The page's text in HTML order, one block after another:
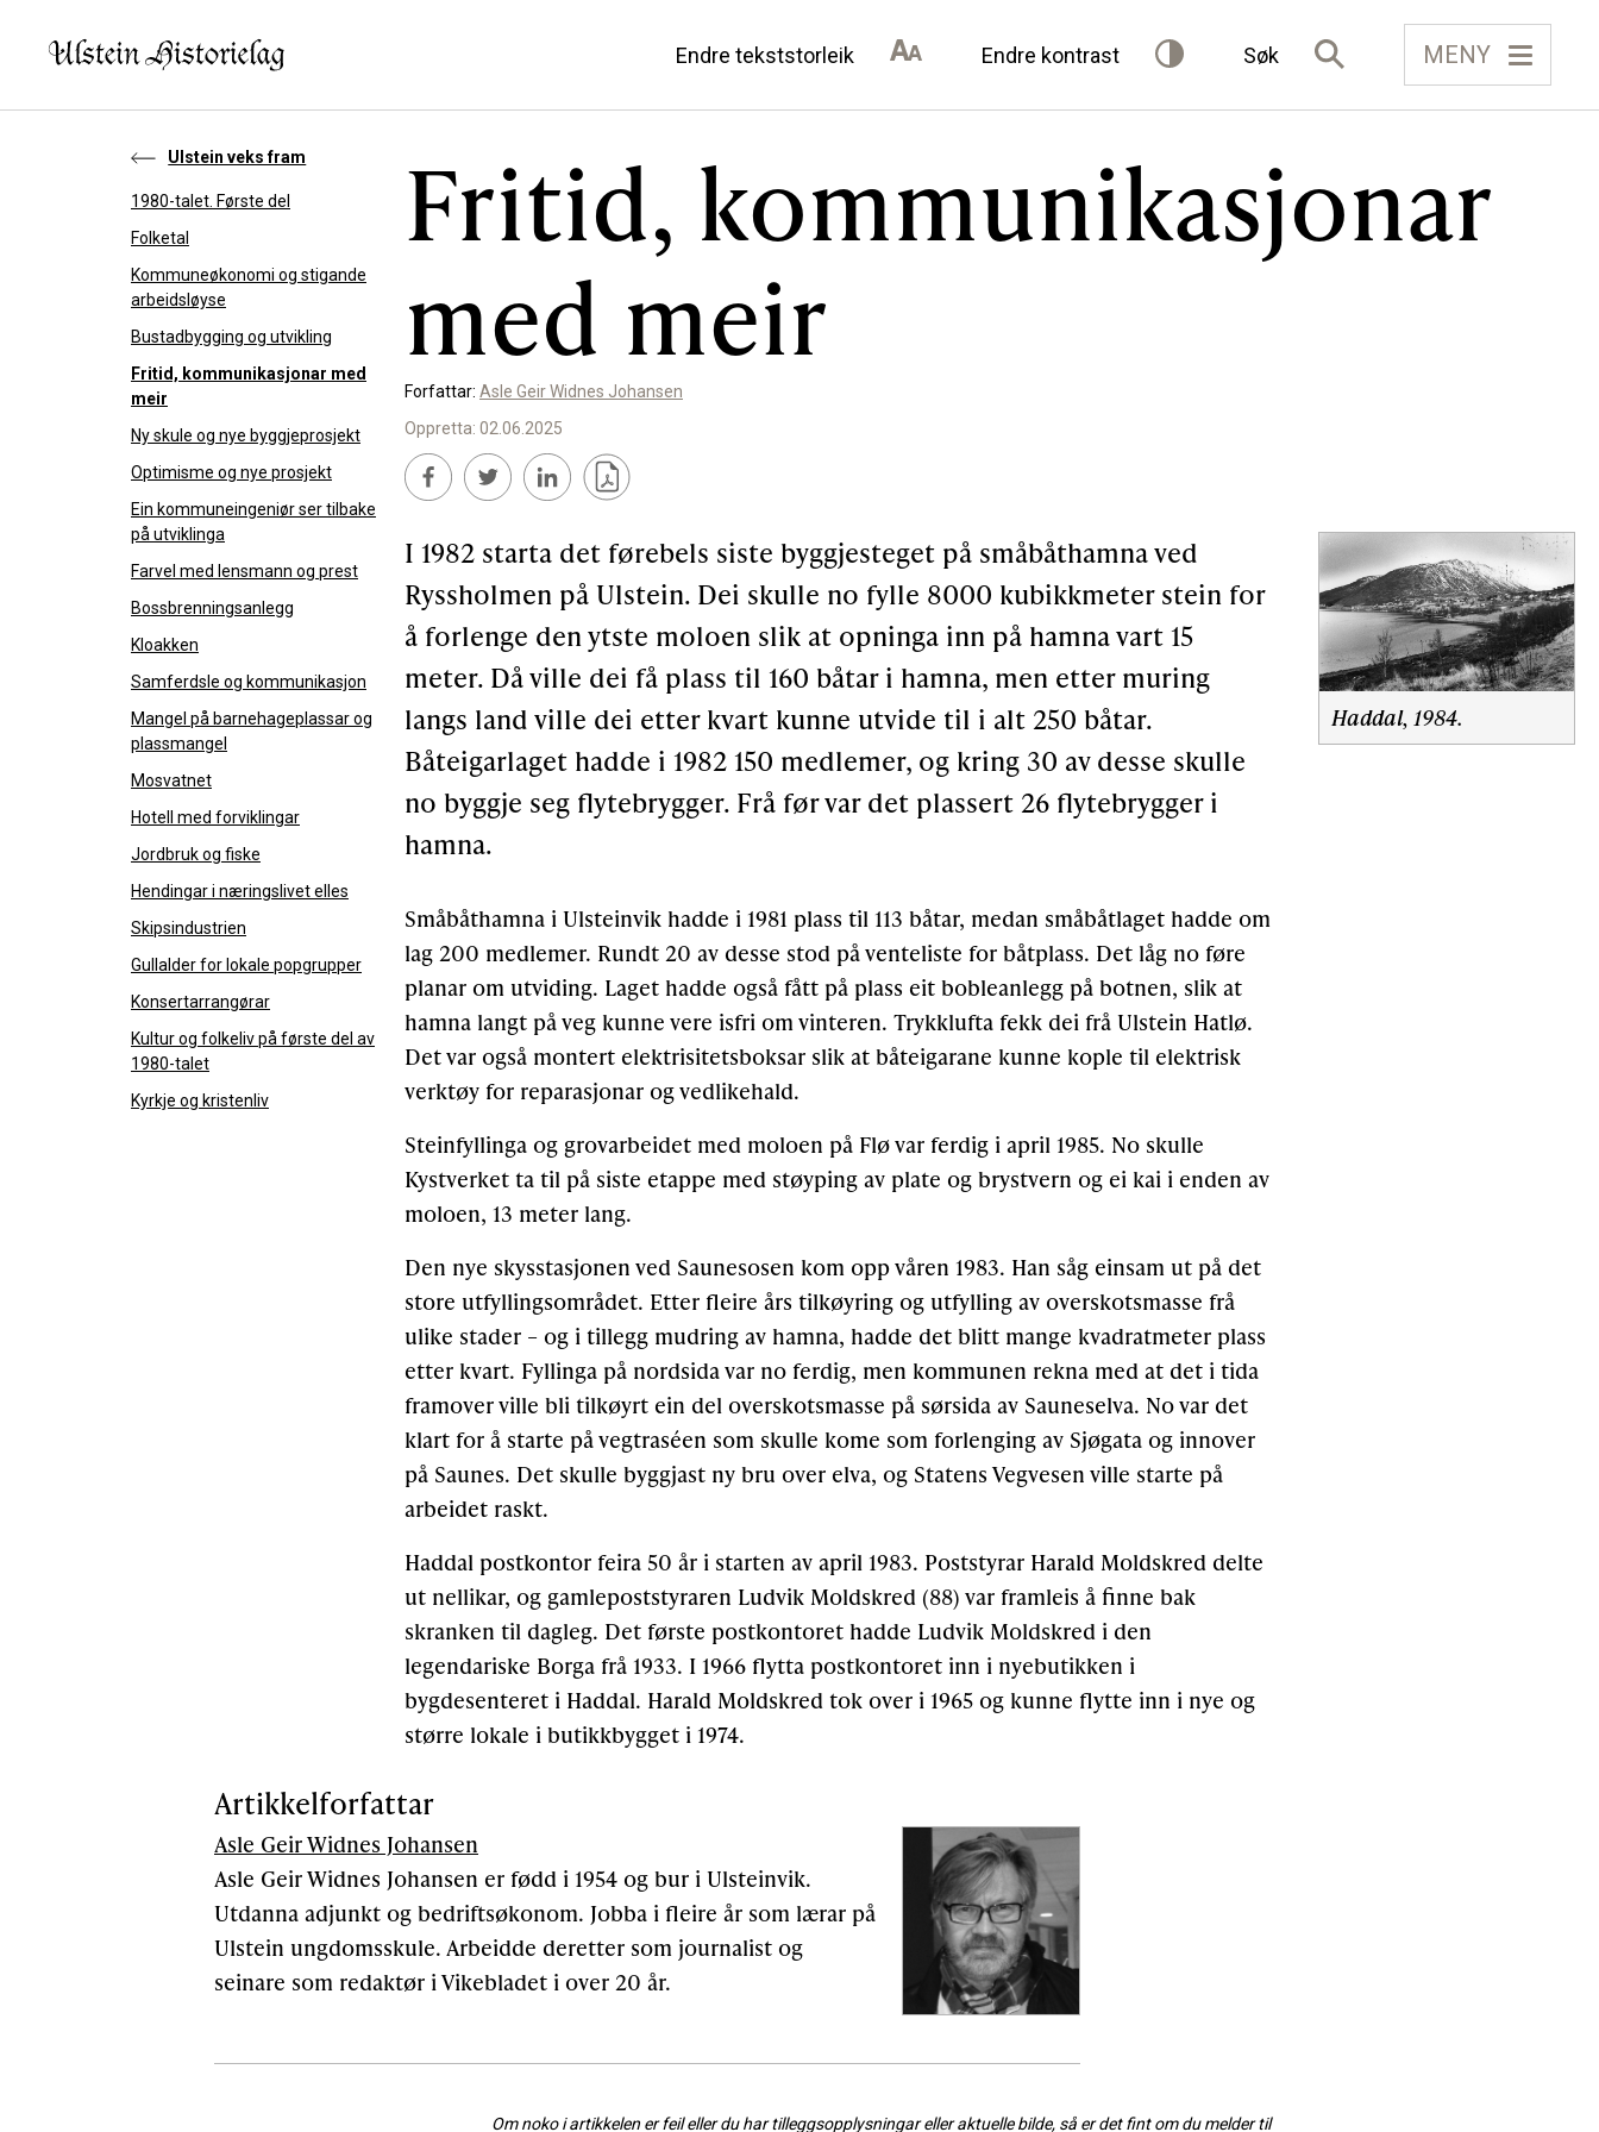
Endre tekststorleik Endre kontrast Søk MENY
Næring
Offentlig
Personar
SLIK KAN DU BIDRA
Bidra til lokalhistorie
Støtteannonsørar
OM ULSTEIN HISTORIELAG FÅ TILGONG
Ulstein veks fram
1980-talet. Første del
Folketal
Kommuneøkonomi og stigande
arbeidsløyse
Bustadbygging og utvikling
Fritid, kommunikasjonar med
meir
Ny skule og nye byggjeprosjekt
Optimisme og nye prosjekt
Ein kommuneingeniør ser tilbake
på utviklinga
Farvel med lensmann og prest
Bossbrenningsanlegg
Kloakken
Samferdsle og kommunikasjon
Mangel på barnehageplassar og
plassmangel
Mosvatnet
Hotell med forviklingar
Jordbruk og fiske
Hendingar i næringslivet elles
Skipsindustrien
Gullalder for lokale popgrupper
Konsertarrangørar
Kultur og folkeliv på første del av
1980-talet
Kyrkje og kristenliv
Fritid, kommunikasjonar
med meir
Forfattar: Asle Geir Widnes Johansen
Oppretta: 02.06.2025
I 1982 starta det førebels siste byggjesteget på småbåthamna ved
Ryssholmen på Ulstein. Dei skulle no fylle 8000 kubikkmeter stein for
å forlenge den ytste moloen slik at opninga inn på hamna vart 15
meter. Då ville dei få plass til 160 båtar i hamna, men etter muring
langs land ville dei etter kvart kunne utvide til i alt 250 båtar.
Båteigarlaget hadde i 1982 150 medlemer, og kring 30 av desse skulle
no byggje seg flytebrygger. Frå før var det plassert 26 flytebrygger i
hamna.
Småbåthamna i Ulsteinvik hadde i 1981 plass til 113 båtar, medan småbåtlaget hadde om
lag 200 medlemer. Rundt 20 av desse stod på venteliste for båtplass. Det låg no føre
planar om utviding. Laget hadde også fått på plass eit bobleanlegg på botnen, slik at
hamna langt på veg kunne vere isfri om vinteren. Trykklufta fekk dei frå Ulstein Hatlø.
Det var også montert elektrisitetsboksar slik at båteigarane kunne kople til elektrisk
verktøy for reparasjonar og vedlikehald.
Steinfyllinga og grovarbeidet med moloen på Flø var ferdig i april 1985. No skulle
Kystverket ta til på siste etappe med støyping av plate og brystvern og ei kai i enden av
moloen, 13 meter lang.
Den nye skysstasjonen ved Saunesosen kom opp våren 1983. Han såg einsam ut på det
store utfyllingsområdet. Etter fleire års tilkøyring og utfylling av overskotsmasse frå
ulike stader – og i tillegg mudring av hamna, hadde det blitt mange kvadratmeter plass
etter kvart. Fyllinga på nordsida var no ferdig, men kommunen rekna med at det i tida
framover ville bli tilkøyrt ein del overskotsmasse på sørsida av Sauneselva. No var det
klart for å starte på vegtraséen som skulle kome som forlenging av Sjøgata og innover
på Saunes. Det skulle byggjast ny bru over elva, og Statens Vegvesen ville starte på
arbeidet raskt.
Haddal postkontor feira 50 år i starten av april 1983. Poststyrar Harald Moldskred delte
ut nellikar, og gamlepoststyraren Ludvik Moldskred (88) var framleis å finne bak
skranken til dagleg. Det første postkontoret hadde Ludvik Moldskred i den
legendariske Borga frå 1933. I 1966 flytta postkontoret inn i nyebutikken i
bygdesenteret i Haddal. Harald Moldskred tok over i 1965 og kunne flytte inn i nye og
større lokale i butikkbygget i 1974.
Haddal, 1984.
Artikkelforfattar
Asle Geir Widnes Johansen
Asle Geir Widnes Johansen er fødd i 1954 og bur i Ulsteinvik.
Utdanna adjunkt og bedriftsøkonom. Jobba i fleire år som lærar på
Ulstein ungdomsskule. Arbeidde deretter som journalist og
seinare som redaktør i Vikebladet i over 20 år.
Om noko i artikkelen er feil eller du har tilleggsopplysningar eller aktuelle bilde, så er det fint om du melder til